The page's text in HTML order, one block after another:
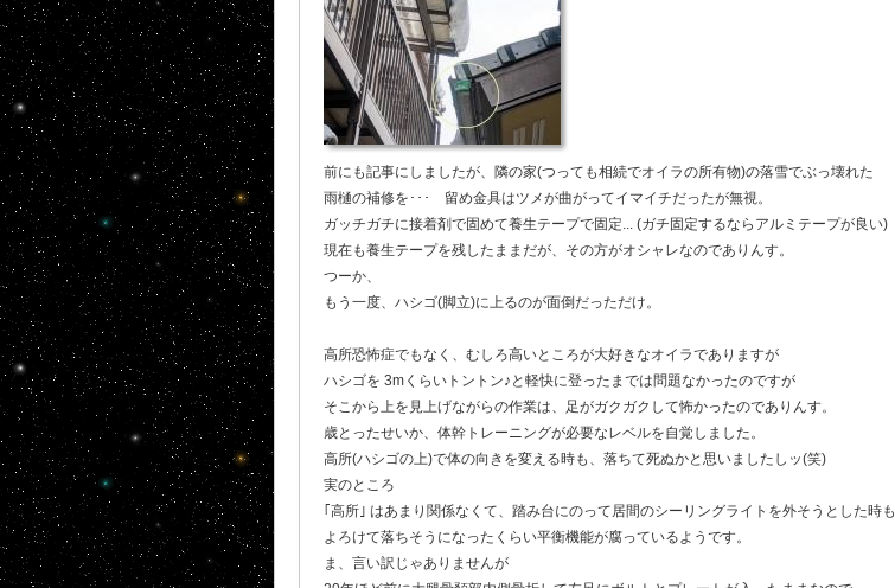
前にも記事にしましたが、隣の家(つっても相続でオイラの所有物)の落雪でぶっ壊れた
雨樋の補修を･･･ 留め金具はツメが曲がってイマイチだったが無視。
ガッチガチに接着剤で固めて養生テープで固定... (ガチ固定するならアルミテープが良い)
現在も養生テープを残したままだが、その方がオシャレなのでありんす。
つーか、
もう一度、ハシゴ(脚立)に上るのが面倒だっただけ。
高所恐怖症でもなく、むしろ高いところが大好きなオイラでありますが
ハシゴを 3mくらいトントン♪と軽快に登ったまでは問題なかったのですが
そこから上を見上げながらの作業は、足がガクガクして怖かったのでありんす。
歳とったせいか、体幹トレーニングが必要なレベルを自覚しました。
高所(ハシゴの上)で体の向きを変える時も、落ちて死ぬかと思いましたしッ(笑)
実のところ
｢高所｣ はあまり関係なくて、踏み台にのって居間のシーリングライトを外そうとした時も
よろけて落ちそうになったくらい平衡機能が腐っているようです。
ま、言い訳じゃありませんが